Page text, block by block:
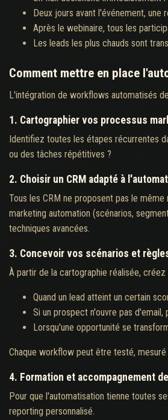
Deux jours avant l'événement, une
Après le webinaire, tous les
Les leads les plus chauds sont
Comment mettre en place
L'intégration de workflows automatisés
1. Cartographier vos processus
Identifiez toutes les étapes récurrentes
ou des tâches répétitives ?
2. Choisir un CRM adapté à
Tous les CRM ne proposent pas le
marketing automation (scénarios,
techniques avancées.
3. Concevoir vos scénarios et
À partir de la cartographie réalisée,
Quand un lead atteint un certain
Si un prospect n'ouvre pas d'email,
Lorsqu'une opportunité se
Chaque workflow peut être testé,
4. Formation et accompagnement
Pour que l'automatisation tienne toutes
reporting personnalisé.